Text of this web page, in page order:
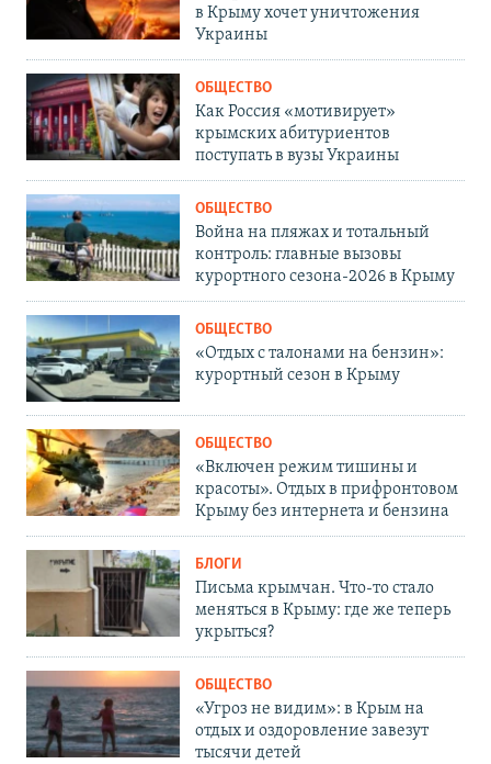
в Крыму хочет уничтожения
Украины
ОБЩЕСТВО
Как Россия «мотивирует»
крымских абитуриентов
поступать в вузы Украины
ОБЩЕСТВО
Война на пляжах и тотальный
контроль: главные вызовы
курортного сезона-2026 в Крыму
ОБЩЕСТВО
«Отдых с талонами на бензин»:
курортный сезон в Крыму
ОБЩЕСТВО
«Включен режим тишины и
красоты». Отдых в прифронтовом
Крыму без интернета и бензина
БЛОГИ
Письма крымчан. Что-то стало
меняться в Крыму: где же теперь
укрыться?
ОБЩЕСТВО
«Угроз не видим»: в Крым на
отдых и оздоровление завезут
тысячи детей